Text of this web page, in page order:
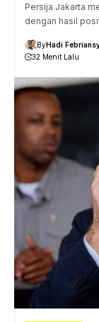
Persija Jakarta
dengan hasil
ByHadi
32 Menit Lalu